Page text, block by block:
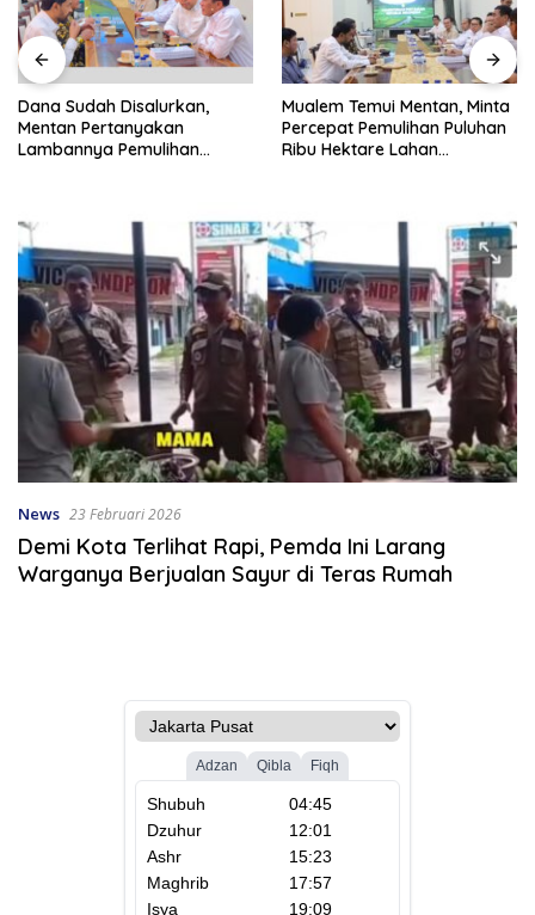
Dana Sudah Disalurkan,
Mentan Pertanyakan
Lambannya Pemulihan
Mualem Temui Mentan, Minta
Percepat Pemulihan Puluhan
Ribu Hektare Lahan
News 23 Februari 2026
Demi Kota Terlihat Rapi, Pemda Ini Larang
Warganya Berjualan Sayur di Teras Rumah